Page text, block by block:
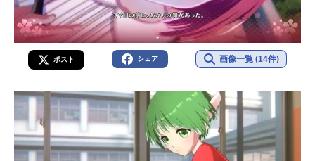
ポスト シェア 画像一覧 (14件)